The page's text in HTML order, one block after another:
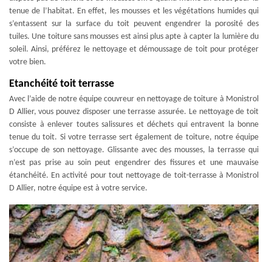
tenue de l’habitat. En effet, les mousses et les végétations humides qui
s’entassent sur la surface du toit peuvent engendrer la porosité des
tuiles. Une toiture sans mousses est ainsi plus apte à capter la lumière du
soleil. Ainsi, préférez le nettoyage et démoussage de toit pour protéger
votre bien.
Etanchéité toit terrasse
Avec l’aide de notre équipe couvreur en nettoyage de toiture à Monistrol
D Allier, vous pouvez disposer une terrasse assurée. Le nettoyage de toit
consiste à enlever toutes salissures et déchets qui entravent la bonne
tenue du toit. Si votre terrasse sert également de toiture, notre équipe
s’occupe de son nettoyage. Glissante avec des mousses, la terrasse qui
n’est pas prise au soin peut engendrer des fissures et une mauvaise
étanchéité. En activité pour tout nettoyage de toit-terrasse à Monistrol
D Allier, notre équipe est à votre service.